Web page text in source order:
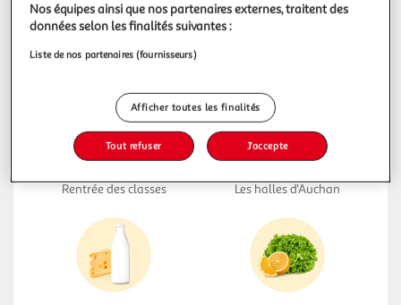
Rentrée des classes Les halles d'Auchan
Nos équipes ainsi que nos partenaires externes, traitent des
données selon les finalités suivantes :
Liste de nos partenaires (fournisseurs)
Afficher toutes les finalités
Tout refuser J'accepte